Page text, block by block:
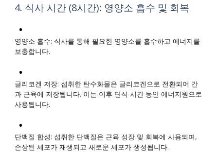
4. 식사 시간 (8시간): 영양소 흡수 및 회복
영양소 흡수: 식사를 통해 필요한 영양소를 흡수하고 에너지를
보충합니다.
글리코겐 저장: 섭취한 탄수화물은 글리코겐으로 전환되어 간
과 근육에 저장됩니다. 이는 이후 단식 시간 동안 에너지원으로
사용됩니다.
단백질 합성: 섭취한 단백질은 근육 성장 및 회복에 사용되며,
손상된 세포가 재생되고 새로운 세포가 생성됩니다.